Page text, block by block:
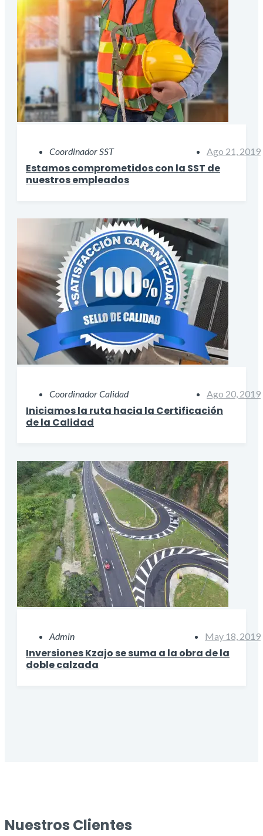
Coordinador SST Ago 21, 2019
Estamos comprometidos con la SST de
nuestros empleados
Coordinador Calidad Ago 20, 2019
Iniciamos la ruta hacia la Certificación
de la Calidad
Admin May 18, 2019
Inversiones Kzajo se suma a la obra de la
doble calzada
Nuestros Clientes